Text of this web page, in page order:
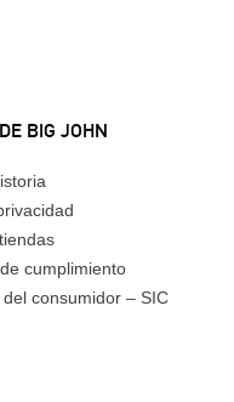
BIG JOHN
cumplimiento
consumidor – SIC